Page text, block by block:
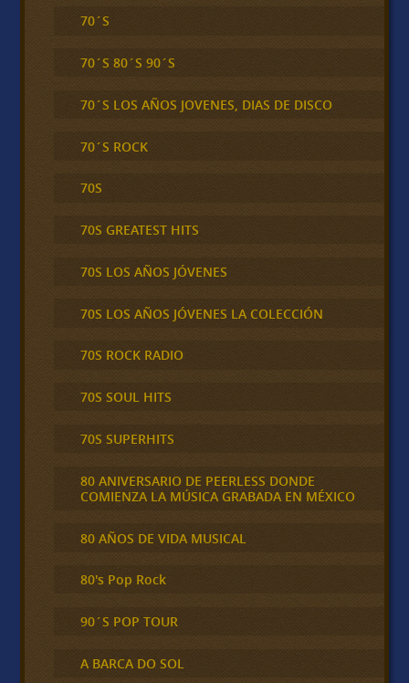
70´S
70´S 80´S 90´S
70´S LOS AÑOS JOVENES, DIAS DE DISCO
70´S ROCK
70S
70S GREATEST HITS
70S LOS AÑOS JÓVENES
70S LOS AÑOS JÓVENES LA COLECCIÓN
70S ROCK RADIO
70S SOUL HITS
70S SUPERHITS
80 ANIVERSARIO DE PEERLESS DONDE
COMIENZA LA MÚSICA GRABADA EN MÉXICO
80 AÑOS DE VIDA MUSICAL
80's Pop Rock
90´S POP TOUR
A BARCA DO SOL